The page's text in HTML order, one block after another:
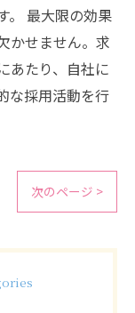
。 最大限の効果
かせません。求
あたり、自社に
な採用活動を行
次のページ >